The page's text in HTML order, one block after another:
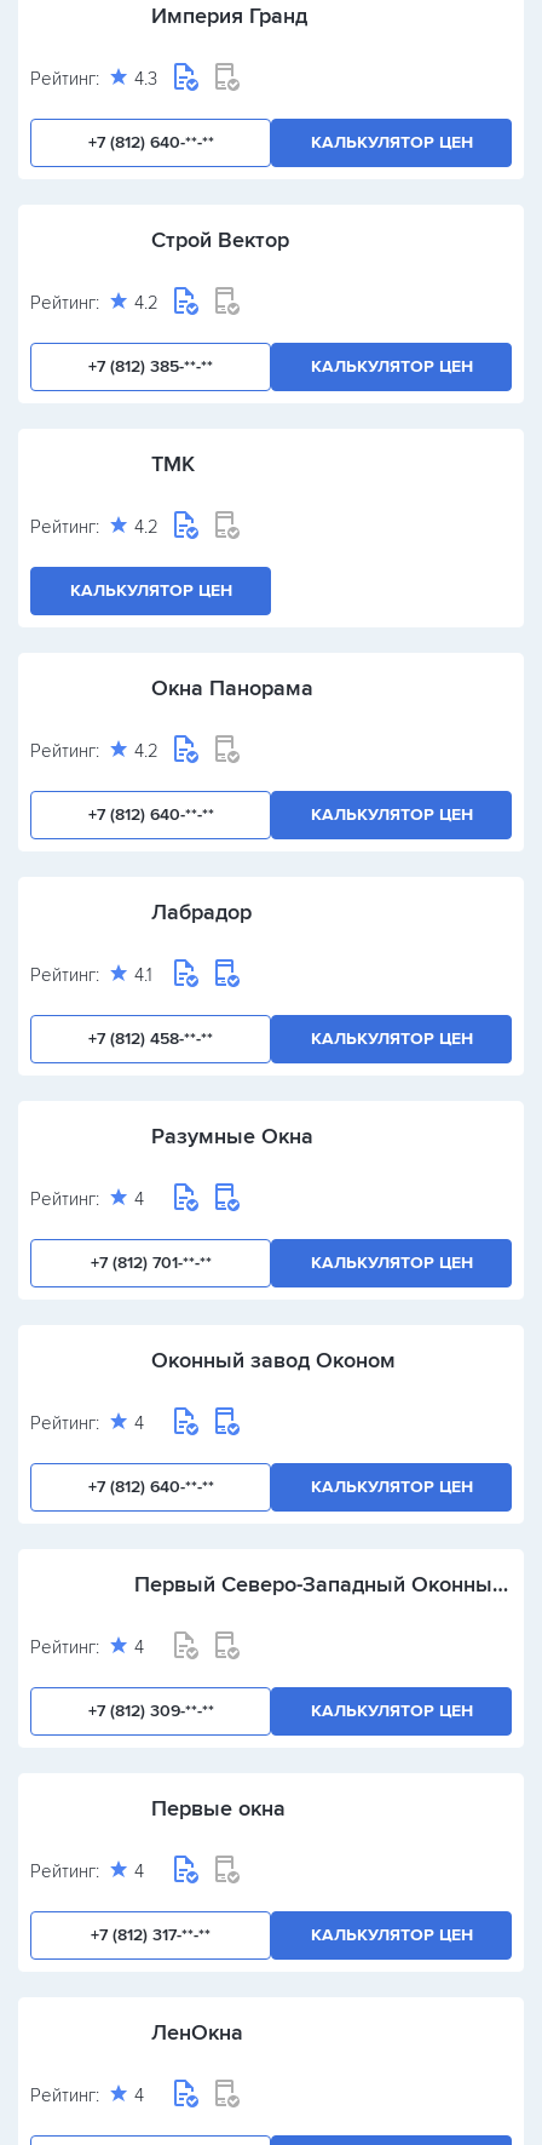
Империя Гранд
Рейтинг: 4.3
+7 (812) 640-**-** КАЛЬКУЛЯТОР ЦЕН
Строй Вектор
Рейтинг: 4.2
+7 (812) 385-**-** КАЛЬКУЛЯТОР ЦЕН
ТМК
Рейтинг: 4.2
КАЛЬКУЛЯТОР ЦЕН
Окна Панорама
Рейтинг: 4.2
+7 (812) 640-**-** КАЛЬКУЛЯТОР ЦЕН
Лабрадор
Рейтинг: 4.1
+7 (812) 458-**-** КАЛЬКУЛЯТОР ЦЕН
Разумные Окна
Рейтинг: 4
+7 (812) 701-**-** КАЛЬКУЛЯТОР ЦЕН
Оконный завод Оконом
Рейтинг: 4
+7 (812) 640-**-** КАЛЬКУЛЯТОР ЦЕН
Первый Северо-Западный Оконный
Рейтинг: 4
+7 (812) 309-**-** КАЛЬКУЛЯТОР ЦЕН
Первые окна
Рейтинг: 4
+7 (812) 317-**-** КАЛЬКУЛЯТОР ЦЕН
ЛенОкна
Рейтинг: 4